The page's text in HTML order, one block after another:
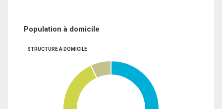
Population à domicile
STRUCTURE À DOMICILE